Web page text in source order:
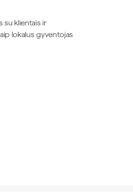
su klientais ir
lokalus gyventojas